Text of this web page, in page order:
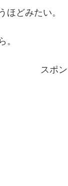
ほどみたい。
。
スポ